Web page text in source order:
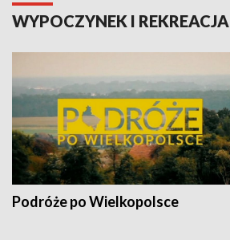
WYPOCZYNEK I REKREACJA
Podróże po Wielkopolsce